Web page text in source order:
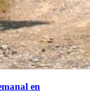
en